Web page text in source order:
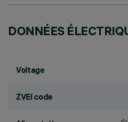
DONNÉES
Voltage
ZVEI code